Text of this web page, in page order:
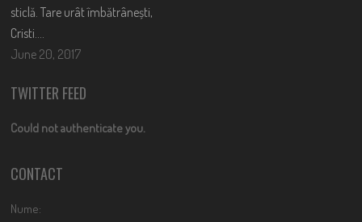
sticlă. Tare urât îmbătrânești,
Cristi….
June 20, 2017
TWITTER FEED
Could not authenticate you.
CONTACT
Nume: